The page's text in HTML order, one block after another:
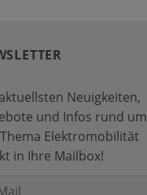
Neuigkeiten,
und Infos rund um
Elektromobilität
in Ihre Mailbox!